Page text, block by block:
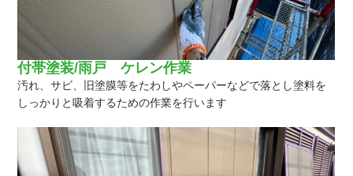
付帯塗装/雨戸 ケレン作業
汚れ、サビ、旧塗膜等をたわしやペーパーなどで落とし塗料を
しっかりと吸着するための作業を行います